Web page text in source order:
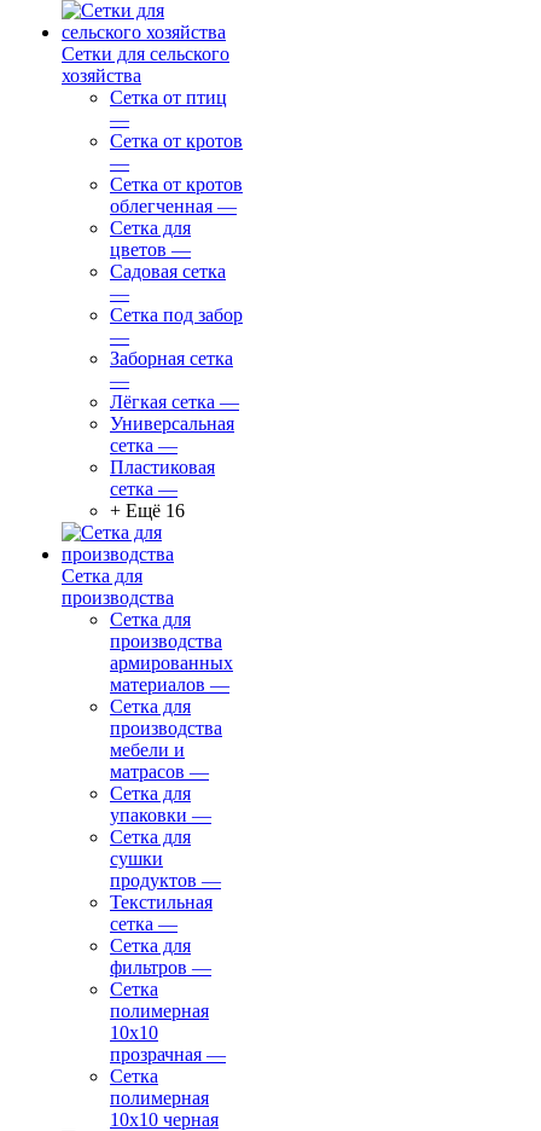
Сетки для сельского
хозяйства
Сетка от птиц
—
Сетка от кротов
—
Сетка от кротов
облегченная —
Сетка для
цветов —
Садовая сетка
—
Сетка под забор
—
Заборная сетка
—
Лёгкая сетка —
Универсальная
сетка —
Пластиковая
сетка —
+ Ещё 16
Сетка для
производства
Сетка для
производства
армированных
материалов —
Сетка для
производства
мебели и
матрасов —
Сетка для
упаковки —
Сетка для
сушки
продуктов —
Текстильная
сетка —
Сетка для
фильтров —
Сетка
полимерная
10х10
прозрачная —
Сетка
полимерная
10х10 черная